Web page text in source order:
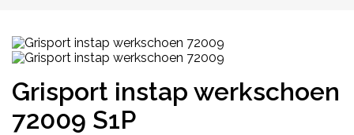
Grisport instap werkschoen
72009 S1P